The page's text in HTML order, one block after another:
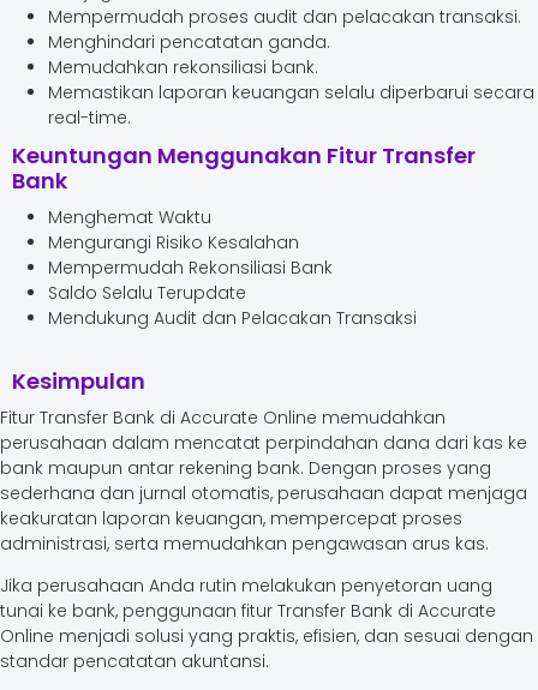
Mempermudah proses audit dan pelacakan transaksi.
Menghindari pencatatan ganda.
Memudahkan rekonsiliasi bank.
Memastikan laporan keuangan selalu diperbarui secara
real-time.
Keuntungan Menggunakan Fitur Transfer
Bank
Menghemat Waktu
Mengurangi Risiko Kesalahan
Mempermudah Rekonsiliasi Bank
Saldo Selalu Terupdate
Mendukung Audit dan Pelacakan Transaksi
Kesimpulan
Fitur Transfer Bank di Accurate Online memudahkan
perusahaan dalam mencatat perpindahan dana dari kas ke
bank maupun antar rekening bank. Dengan proses yang
sederhana dan jurnal otomatis, perusahaan dapat menjaga
keakuratan laporan keuangan, mempercepat proses
administrasi, serta memudahkan pengawasan arus kas.
Jika perusahaan Anda rutin melakukan penyetoran uang
tunai ke bank, penggunaan fitur Transfer Bank di Accurate
Online menjadi solusi yang praktis, efisien, dan sesuai dengan
standar pencatatan akuntansi.